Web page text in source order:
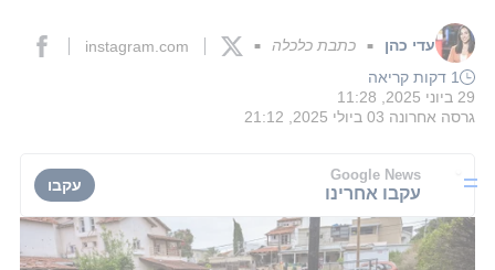
עדי כהן ■ כתבת כלכלה ■
instagram.com
1 דקות קריאה
29 ביוני 2025, 11:28
גרסה אחרונה 03 ביולי 2025, 21:12
Google News
עקבו אחרינו עקבו